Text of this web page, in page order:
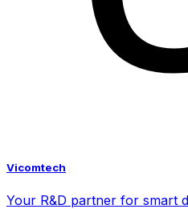
Vicomtech
Your R&D partner for smart